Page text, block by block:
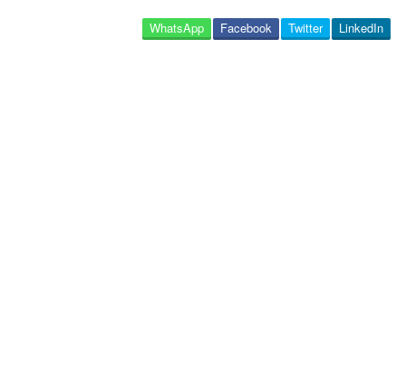
LinkedIn
Twitter
Facebook
WhatsApp